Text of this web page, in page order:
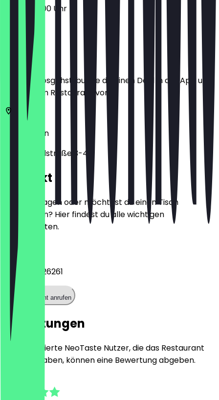
05:30 - 18:00 Uhr
Bevor du losgehst, buche dir einen Deal in der App und
zeige ihn im Restaurant vor.
Berlin
Grunewaldstraße 3-4
Kontakt
Hast du Fragen oder möchtest du einen Tisch
reservieren? Hier findest du alle wichtigen
Kontaktdaten.
Telefon
+493077326261
Restaurant anrufen
Bewertungen
Nur registrierte NeoTaste Nutzer, die das Restaurant
besucht haben, können eine Bewertung abgeben.